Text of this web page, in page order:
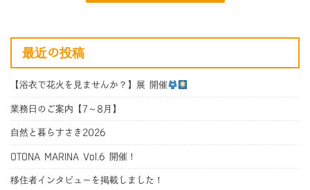
最近の投稿
【浴衣で花火を見ませんか？】展 開催
業務日のご案内【7～8月】
自然と暮らすさき2026
OTONA MARINA Vol.6 開催！
移住者インタビューを掲載しました！